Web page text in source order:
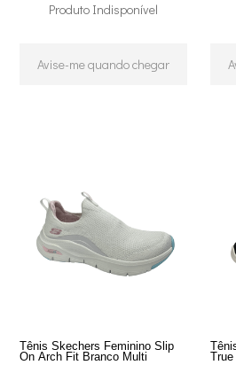
Produto Indisponível
Avise-me quando chegar
Tênis Skechers Feminino Slip
On Arch Fit Branco Multi